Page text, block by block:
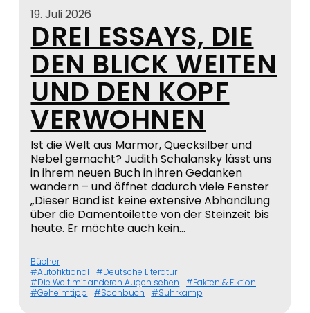
19. Juli 2026
DREI ESSAYS, DIE
DEN BLICK WEITEN
UND DEN KOPF
VERWOHNEN
Ist die Welt aus Marmor, Quecksilber und
Nebel gemacht? Judith Schalansky lässt uns
in ihrem neuen Buch in ihren Gedanken
wandern – und öffnet dadurch viele Fenster
„Dieser Band ist keine extensive Abhandlung
über die Damentoilette von der Steinzeit bis
heute. Er möchte auch kein…
Bücher
Autofiktional
Deutsche Literatur
Die Welt mit anderen Augen sehen
Fakten & Fiktion
Geheimtipp
Sachbuch Suhrkamp